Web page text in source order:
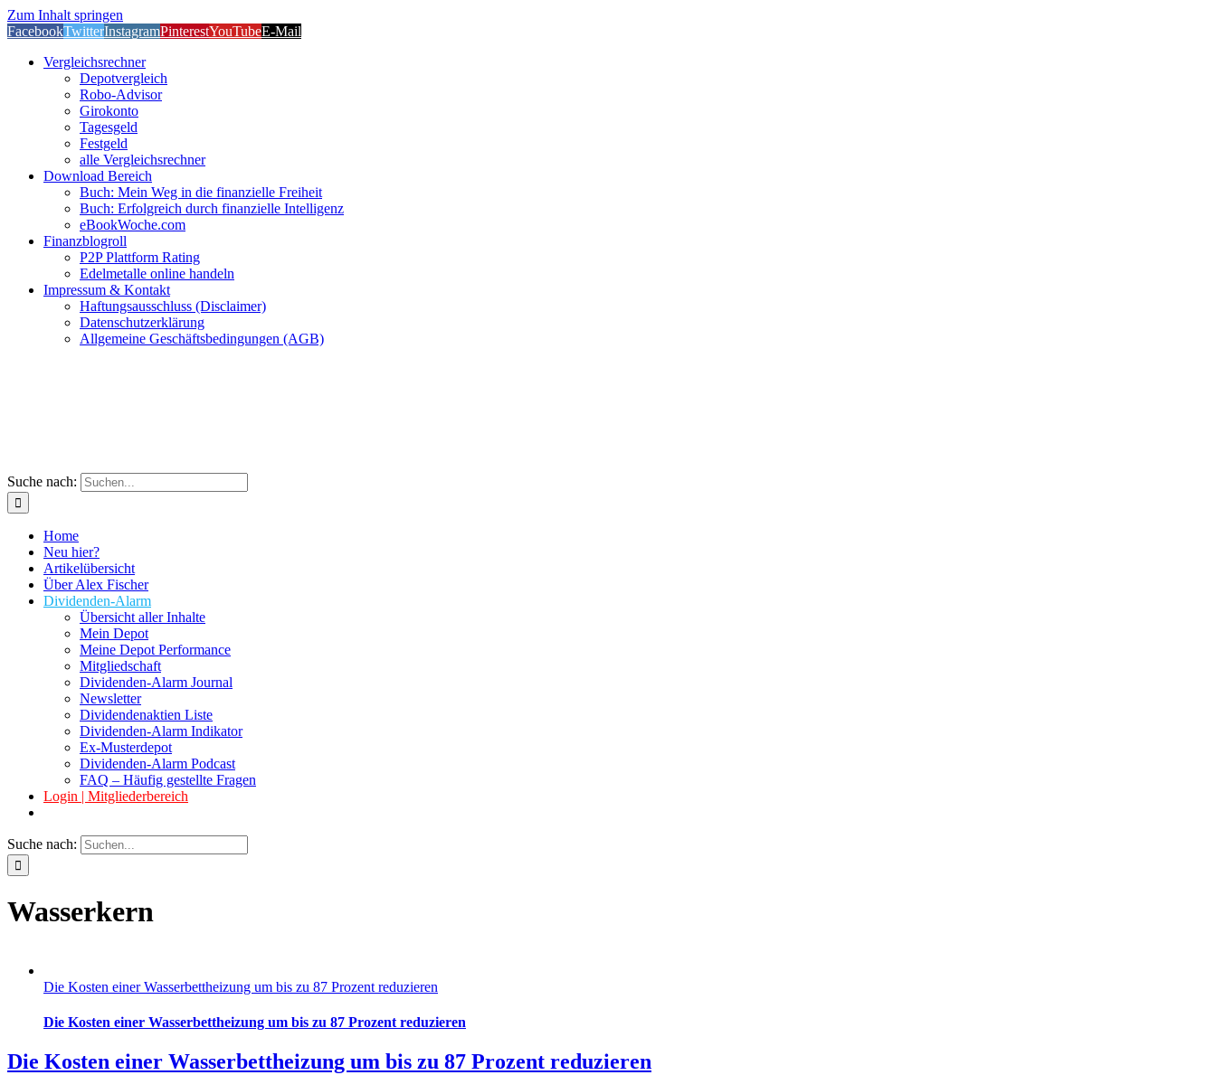
Zum Inhalt springen
FacebookTwitterInstagramPinterestYouTubeE-Mail
Vergleichsrechner
Depotvergleich
Robo-Advisor
Girokonto
Tagesgeld
Festgeld
alle Vergleichsrechner
Download Bereich
Buch: Mein Weg in die finanzielle Freiheit
Buch: Erfolgreich durch finanzielle Intelligenz
eBookWoche.com
Finanzblogroll
P2P Plattform Rating
Edelmetalle online handeln
Impressum & Kontakt
Haftungsausschluss (Disclaimer)
Datenschutzerklärung
Allgemeine Geschäftsbedingungen (AGB)
Suche nach:
Home
Neu hier?
Artikelübersicht
Über Alex Fischer
Dividenden-Alarm
Übersicht aller Inhalte
Mein Depot
Meine Depot Performance
Mitgliedschaft
Dividenden-Alarm Journal
Newsletter
Dividendenaktien Liste
Dividenden-Alarm Indikator
Ex-Musterdepot
Dividenden-Alarm Podcast
FAQ – Häufig gestellte Fragen
Login | Mitgliederbereich
Suche nach:
Wasserkern
Die Kosten einer Wasserbettheizung um bis zu 87 Prozent reduzieren
Die Kosten einer Wasserbettheizung um bis zu 87 Prozent reduzieren
Die Kosten einer Wasserbettheizung um bis zu 87 Prozent reduzieren